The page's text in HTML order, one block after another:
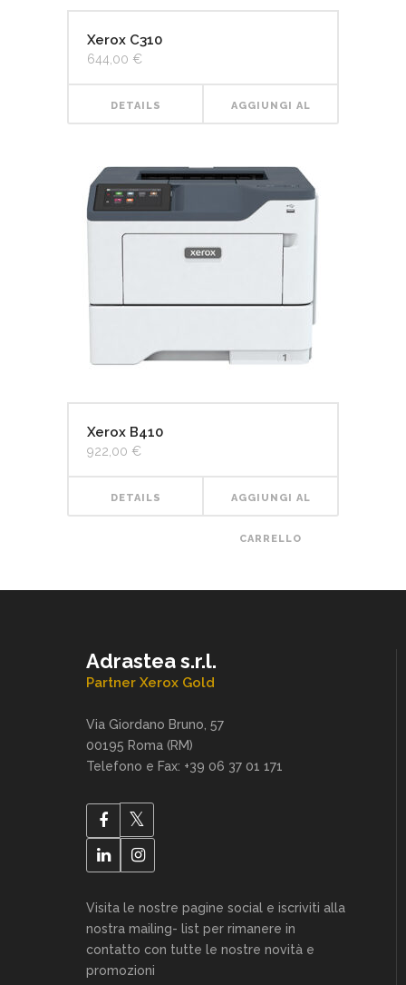
Xerox C310
644,00 €
DETAILS AGGIUNGI AL
Xerox B410
922,00 €
DETAILS AGGIUNGI AL
CARRELLO
Adrastea s.r.l.
Partner Xerox Gold
Via Giordano Bruno, 57
00195 Roma (RM)
Telefono e Fax: +39 06 37 01 171
Visita le nostre pagine social e iscriviti alla
nostra mailing- list per rimanere in
contatto con tutte le nostre novità e
promozioni